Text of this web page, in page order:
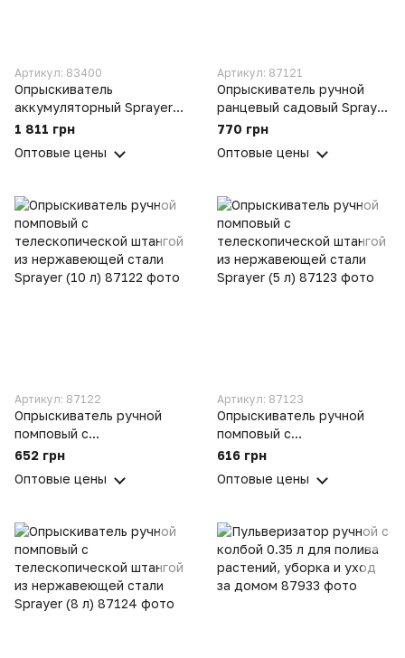
Артикул: 83400
Опрыскиватель
аккумуляторный Sprayer
(16 л)
1 811 грн
Оптовые цены
Артикул: 87121
Опрыскиватель ручной
ранцевый садовый Sprayer
(16 л)
770 грн
Оптовые цены
Артикул: 87122
Опрыскиватель ручной
помповый с
телескопической штангой
Sprayer (10 л)
652 грн
Оптовые цены
Артикул: 87123
Опрыскиватель ручной
помповый с
телескопической штангой
Sprayer (5 л)
616 грн
Оптовые цены